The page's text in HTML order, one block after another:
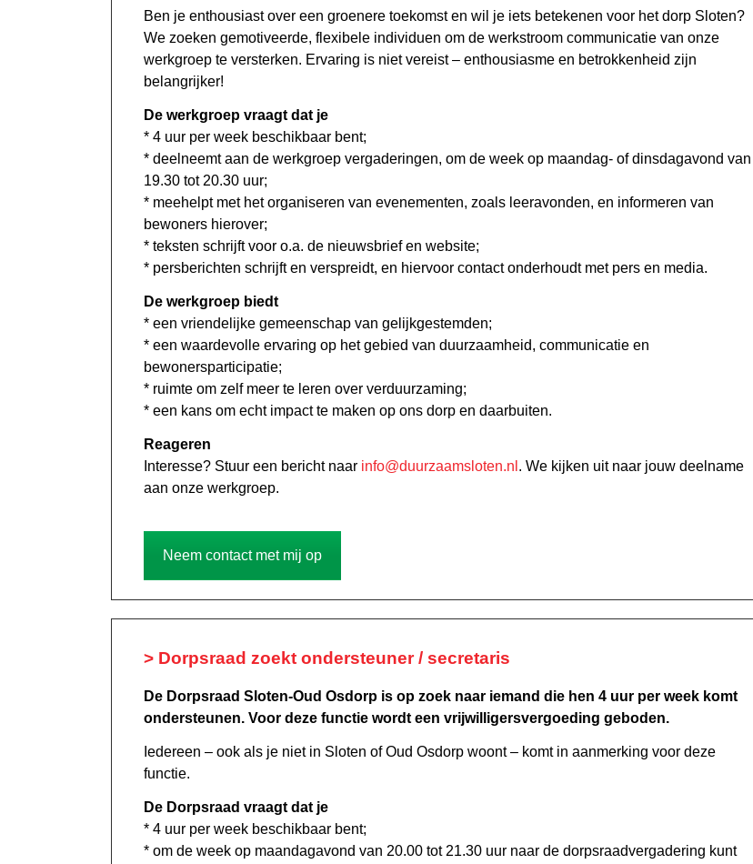
Ben je enthousiast over een groenere toekomst en wil je iets betekenen voor het dorp Sloten?
We zoeken gemotiveerde, flexibele individuen om de werkstroom communicatie van onze
werkgroep te versterken. Ervaring is niet vereist – enthousiasme en betrokkenheid zijn
belangrijker!
De werkgroep vraagt dat je
* 4 uur per week beschikbaar bent;
* deelneemt aan de werkgroep vergaderingen, om de week op maandag- of dinsdagavond van
19.30 tot 20.30 uur;
* meehelpt met het organiseren van evenementen, zoals leeravonden, en informeren van
bewoners hierover;
* teksten schrijft voor o.a. de nieuwsbrief en website;
* persberichten schrijft en verspreidt, en hiervoor contact onderhoudt met pers en media.
De werkgroep biedt
* een vriendelijke gemeenschap van gelijkgestemden;
* een waardevolle ervaring op het gebied van duurzaamheid, communicatie en
bewonersparticipatie;
* ruimte om zelf meer te leren over verduurzaming;
* een kans om echt impact te maken op ons dorp en daarbuiten.
Reageren
Interesse? Stuur een bericht naar info@duurzaamsloten.nl . We kijken uit naar jouw deelname
aan onze werkgroep.
Neem contact met mij op
> Dorpsraad zoekt ondersteuner / secretaris
De Dorpsraad Sloten-Oud Osdorp is op zoek naar iemand die hen 4 uur per week komt
ondersteunen. Voor deze functie wordt een vrijwilligersvergoeding geboden.
Iedereen – ook als je niet in Sloten of Oud Osdorp woont – komt in aanmerking voor deze
functie.
De Dorpsraad vraagt dat je
* 4 uur per week beschikbaar bent;
* om de week op maandagavond van 20.00 tot 21.30 uur naar de dorpsraadvergadering kunt